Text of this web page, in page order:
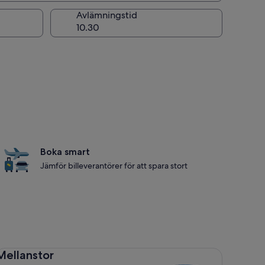
Avlämningstid
Boka smart
Jämför billeverantörer för att spara stort